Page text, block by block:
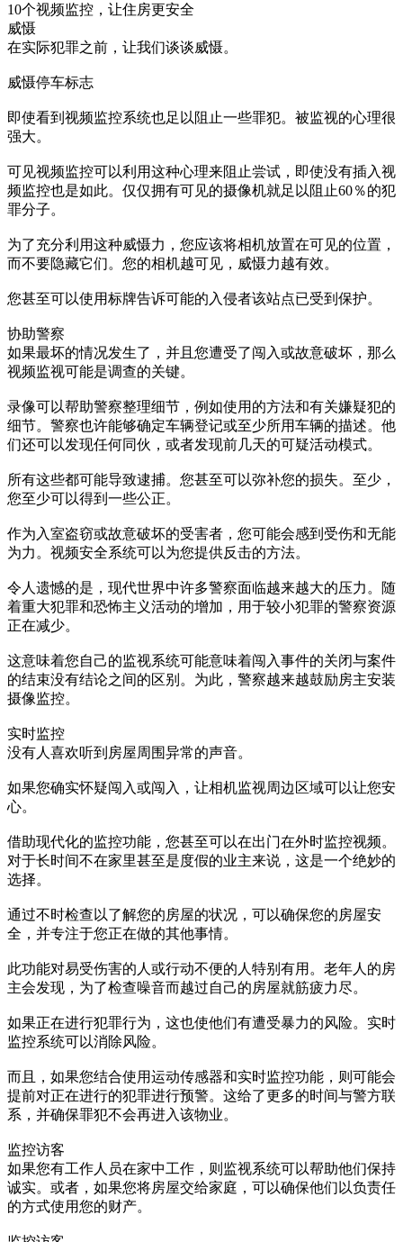
10个视频监控，让住房更安全
威慑
在实际犯罪之前，让我们谈谈威慑。
威慑停车标志
即使看到视频监控系统也足以阻止一些罪犯。被监视的心理很
强大。
可见视频监控可以利用这种心理来阻止尝试，即使没有插入视
频监控也是如此。仅仅拥有可见的摄像机就足以阻止60％的犯
罪分子。
为了充分利用这种威慑力，您应该将相机放置在可见的位置，
而不要隐藏它们。您的相机越可见，威慑力越有效。
您甚至可以使用标牌告诉可能的入侵者该站点已受到保护。
协助警察
如果最坏的情况发生了，并且您遭受了闯入或故意破坏，那么
视频监视可能是调查的关键。
录像可以帮助警察整理细节，例如使用的方法和有关嫌疑犯的
细节。警察也许能够确定车辆登记或至少所用车辆的描述。他
们还可以发现任何同伙，或者发现前几天的可疑活动模式。
所有这些都可能导致逮捕。您甚至可以弥补您的损失。至少，
您至少可以得到一些公正。
作为入室盗窃或故意破坏的受害者，您可能会感到受伤和无能
为力。视频安全系统可以为您提供反击的方法。
令人遗憾的是，现代世界中许多警察面临越来越大的压力。随
着重大犯罪和恐怖主义活动的增加，用于较小犯罪的警察资源
正在减少。
这意味着您自己的监视系统可能意味着闯入事件的关闭与案件
的结束没有结论之间的区别。为此，警察越来越鼓励房主安装
摄像监控。
实时监控
没有人喜欢听到房屋周围异常的声音。
如果您确实怀疑闯入或闯入，让相机监视周边区域可以让您安
心。
借助现代化的监控功能，您甚至可以在出门在外时监控视频。
对于长时间不在家里甚至是度假的业主来说，这是一个绝妙的
选择。
通过不时检查以了解您的房屋的状况，可以确保您的房屋安
全，并专注于您正在做的其他事情。
此功能对易受伤害的人或行动不便的人特别有用。老年人的房
主会发现，为了检查噪音而越过自己的房屋就筋疲力尽。
如果正在进行犯罪行为，这也使他们有遭受暴力的风险。实时
监控系统可以消除风险。
而且，如果您结合使用运动传感器和实时监控功能，则可能会
提前对正在进行的犯罪进行预警。这给了更多的时间与警方联
系，并确保罪犯不会再进入该物业。
监控访客
如果您有工作人员在家中工作，则监视系统可以帮助他们保持
诚实。或者，如果您将房屋交给家庭，可以确保他们以负责任
的方式使用您的财产。